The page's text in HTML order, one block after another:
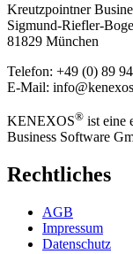
Kreutzpointner
Sigmund-Riefler-
81829 München
Telefon: +49 (0) 89
E-Mail:
KENEXOS® ist eine
Business Software
Rechtliches
AGB
Impressum
Datenschutz